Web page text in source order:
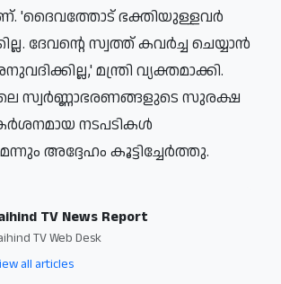
'ദൈവത്തോട് ഭക്തിയുള്ളവര്‍
ദേവന്റെ സ്വത്ത് കവര്‍ച്ച ചെയ്യാന്‍
മന്ത്രി വ്യക്തമാക്കി.
സ്വര്‍ണ്ണാഭരണങ്ങളുടെ സുരക്ഷ
നടപടികള്‍
അദ്ദേഹം കൂട്ടിച്ചേര്‍ത്തു.
TV News Report
TV Web Desk
all articles